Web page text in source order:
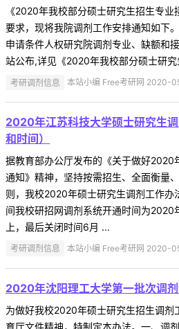
《2020年我校部分硕士研究生招生专
要求，现将我院调剂工作安排通知如下
申请条件人权研究院调剂专业、缺额和
站公布,详见《2020年我校部分硕士研
考研调剂信息 本站小编 Free考研网 2020-
2020年江苏科技大学硕士研究生
和时间）
据教育部办公厅发布的《关于做好2020
通知》精神，坚持按需招生、全面衡量
则，我校2020年硕士研究生调剂工作办
间我校研招网调剂系统开通时间为
上，最后关闭时间6月 ...
考研调剂信息 本站小编 Free考研网 2020-
2020年沈阳理工大学第一批次调
为做好我校2020年硕士研究生招生调剂
育厅文件精神，特制定本办法。一、调